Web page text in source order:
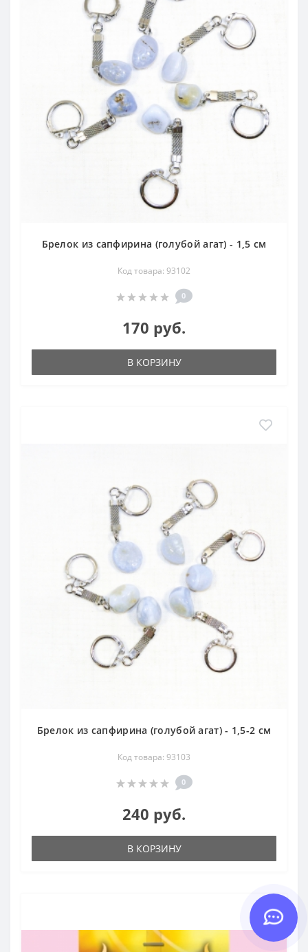
Брелок из сапфирина (голубой агат) - 1,5 см
Код товара: 93102
0
170 руб.
В КОРЗИНУ
Брелок из сапфирина (голубой агат) - 1,5-2 см
Код товара: 93103
0
240 руб.
В КОРЗИНУ